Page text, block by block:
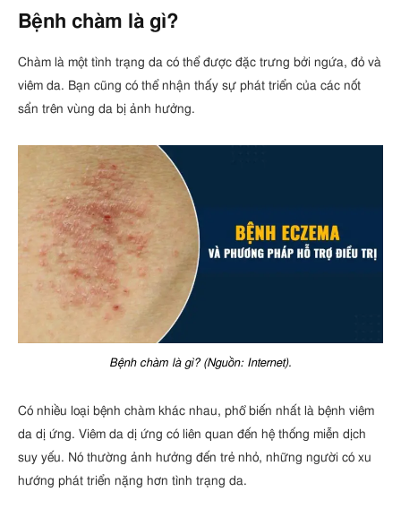
Bệnh chàm là gì?
Chàm là một tình trạng da có thể được đặc trưng bởi ngứa, đỏ và
viêm da. Bạn cũng có thể nhận thấy sự phát triển của các nốt
sẩn trên vùng da bị ảnh hưởng.
Bệnh chàm là gì? (Nguồn: Internet).
Có nhiều loại bệnh chàm khác nhau, phổ biến nhất là bệnh viêm
da dị ứng. Viêm da dị ứng có liên quan đến hệ thống miễn dịch
suy yếu. Nó thường ảnh hưởng đến trẻ nhỏ, những người có xu
hướng phát triển nặng hơn tình trạng da.